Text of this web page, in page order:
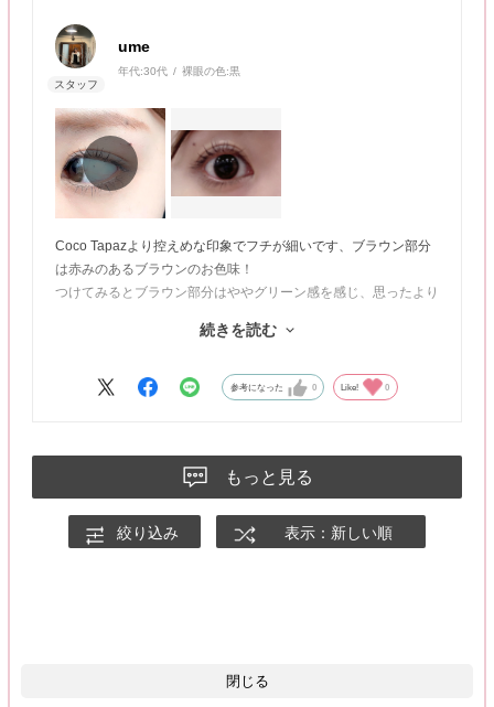
ume
年代:30代 裸眼の色:黒
Coco Tapazより控えめな印象でフチが細いです、ブラウン部分
は赤みのあるブラウンのお色味！
つけてみるとブラウン部分はややグリーン感を感じ、思ったより
万人受けしそうなカーキブラウンでフチの存在感も主張は感じず
続きを読む
参考になった 0 Like! 0
もっと見る
絞り込み 表示：新しい順
閉じる